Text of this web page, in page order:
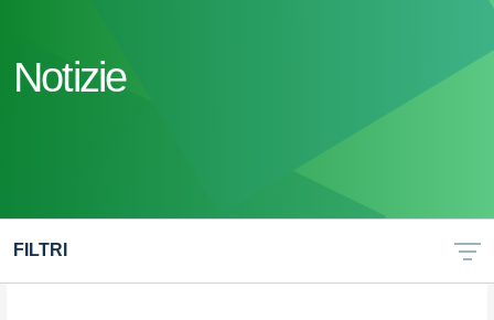
Notizie
FILTRI